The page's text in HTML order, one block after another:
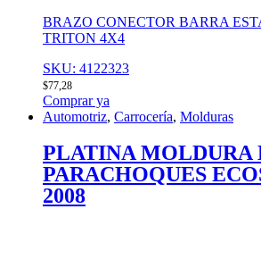
BRAZO CONECTOR BARRA
TRITON 4X4
SKU: 4122323
$77,28
Comprar ya
Automotriz, Carrocería, Molduras
PLATINA MOLDURA
PARACHOQUES
2008